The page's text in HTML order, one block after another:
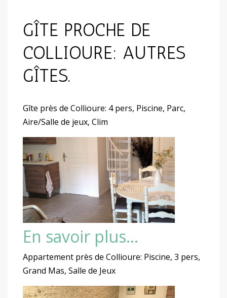
GÎTE PROCHE DE
COLLIOURE: AUTRES
GÎTES.
Gîte près de Collioure: 4 pers, Piscine, Parc,
Aire/Salle de jeux, Clim
En savoir plus…
Appartement près de Collioure: Piscine, 3 pers,
Grand Mas, Salle de Jeux